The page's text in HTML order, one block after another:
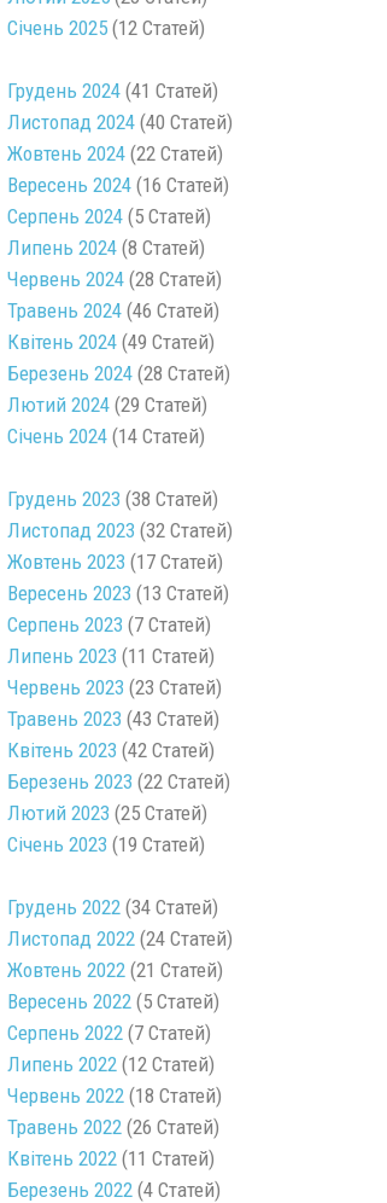
Січень 2025(12 Статей)
Грудень 2024(41 Статей)
Листопад 2024(40 Статей)
Жовтень 2024(22 Статей)
Вересень 2024(16 Статей)
Серпень 2024(5 Статей)
Липень 2024(8 Статей)
Червень 2024(28 Статей)
Травень 2024(46 Статей)
Квітень 2024(49 Статей)
Березень 2024(28 Статей)
Лютий 2024(29 Статей)
Січень 2024(14 Статей)
Грудень 2023 (38 Статей)
Листопад 2023 (32 Статей)
Жовтень 2023 (17 Статей)
Вересень 2023 (13 Статей)
Серпень 2023 (7 Статей)
Липень 2023 (11 Статей)
Червень 2023 (23 Статей)
Травень 2023 (43 Статей)
Квітень 2023 (42 Статей)
Березень 2023 (22 Статей)
Лютий 2023 (25 Статей)
Січень 2023 (19 Статей)
Грудень 2022(34 Статей)
Листопад 2022(24 Статей)
Жовтень 2022(21 Статей)
Вересень 2022(5 Статей)
Серпень 2022(7 Статей)
Липень 2022(12 Статей)
Червень 2022(18 Статей)
Травень 2022(26 Статей)
Квітень 2022(11 Статей)
Березень 2022(4 Статей)